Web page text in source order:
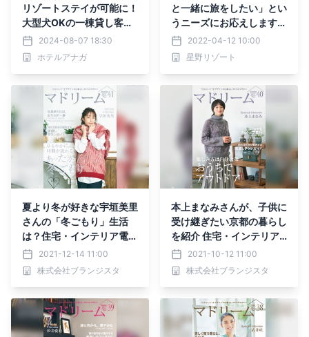
リゾートステイが可能に！
大型犬OKの一棟貸し客室
の予約受付を開始
2024-08-07 18:30
ホテルアナガ
と一緒に旅をしたい」とい
うニーズにお応えします～
愛犬と泊まれるホテル・旅
館を9施設から46施設に拡
大｜期間：2022年4月1日
2022-04-12 10:00
星野リゾート
夏より冬が好きな宇垣美里
さんの「冬ごもり」生活
は？住宅・インテリア電子
雑誌『マドリーム』Vol.41
公開
2021-12-14 11:00
株式会社ブランジスタ
本上まなみさんが、子供に
受け継ぎたい京都の暮らし
を紹介 住宅・インテリア
電子雑誌『マドリーム』V
ol.40公開
2021-10-12 11:00
株式会社ブランジスタ